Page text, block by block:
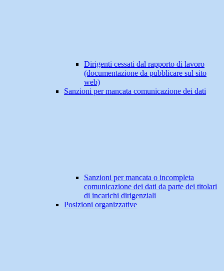
Dirigenti cessati dal rapporto di lavoro
(documentazione da pubblicare sul sito
web)
Sanzioni per mancata comunicazione dei dati
Sanzioni per mancata o incompleta
comunicazione dei dati da parte dei titolari
di incarichi dirigenziali
Posizioni organizzative